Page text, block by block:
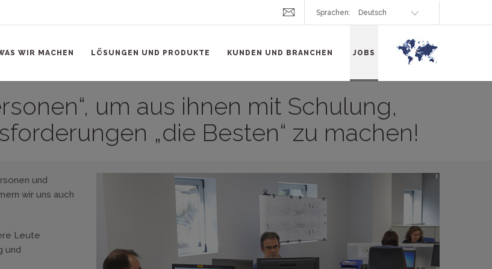
Sprachen:
WIR MACHEN LÖSUNGEN UND PRODUKTE KUNDEN UND BRANCHEN JOBS
um aus ihnen mit Schulung,
„die Besten“ zu machen!
und
wir uns auch
Leute
und